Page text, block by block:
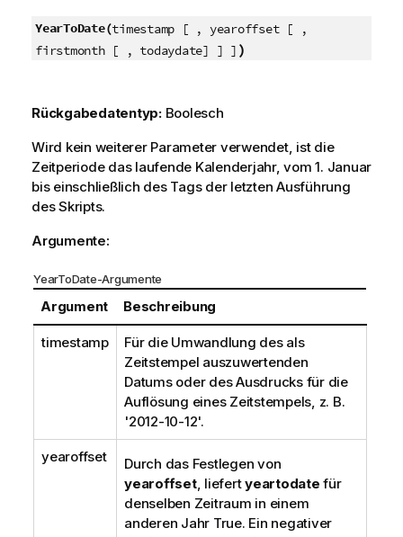
YearToDate(timestamp [ , yearoffset [ ,
firstmonth [ , todaydate] ] ] )
Rückgabedatentyp:Boolesch
Wird kein weiterer Parameter verwendet, ist die
Zeitperiode das laufende Kalenderjahr, vom 1. Januar
bis einschließlich des Tags der letzten Ausführung
des Skripts.
Argumente:
YearToDate-Argumente
Argument Beschreibung
timestamp
Für die Umwandlung des als
Zeitstempel auszuwertenden
Datums oder des Ausdrucks für die
Auflösung eines Zeitstempels, z. B.
'2012-10-12'.
yearoffset
Durch das Festlegen von
yearoffset, liefertyeartodate für
denselben Zeitraum in einem
anderen Jahr True. Ein negativer